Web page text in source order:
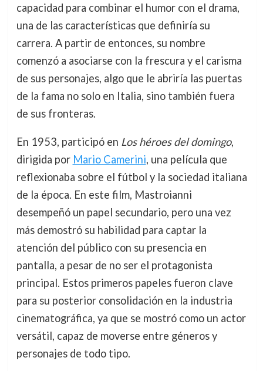
capacidad para combinar el humor con el drama,
una de las características que definiría su
carrera. A partir de entonces, su nombre
comenzó a asociarse con la frescura y el carisma
de sus personajes, algo que le abriría las puertas
de la fama no solo en Italia, sino también fuera
de sus fronteras.
En 1953, participó en Los héroes del domingo,
dirigida por Mario Camerini, una película que
reflexionaba sobre el fútbol y la sociedad italiana
de la época. En este film, Mastroianni
desempeñó un papel secundario, pero una vez
más demostró su habilidad para captar la
atención del público con su presencia en
pantalla, a pesar de no ser el protagonista
principal. Estos primeros papeles fueron clave
para su posterior consolidación en la industria
cinematográfica, ya que se mostró como un actor
versátil, capaz de moverse entre géneros y
personajes de todo tipo.